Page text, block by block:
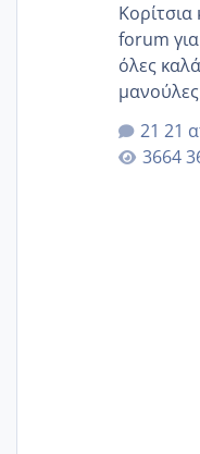
forum
όλες
αυτές
γερα
🙏🏼🙏🏼 Ας πάμε λοιπόν στο θέμα μου.
21